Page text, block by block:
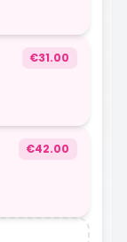
€31.00
€42.00